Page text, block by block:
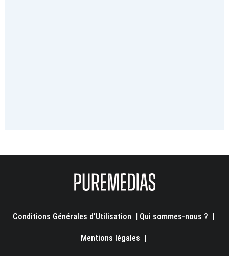
Conditions Générales d'Utilisation | Qui sommes-nous ? |
Mentions légales |